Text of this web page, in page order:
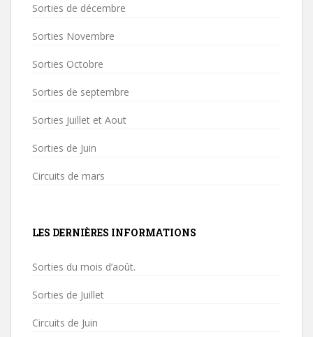
Sorties de décembre
Sorties Novembre
Sorties Octobre
Sorties de septembre
Sorties Juillet et Aout
Sorties de Juin
Circuits de mars
LES DERNIÈRES INFORMATIONS
Sorties du mois d’août.
Sorties de Juillet
Circuits de Juin